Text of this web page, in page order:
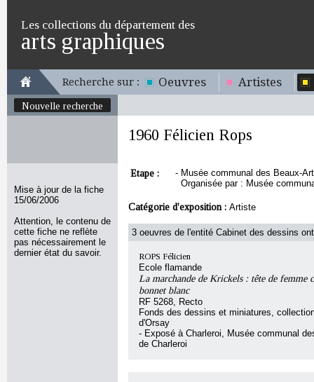
Les collections du département des
arts graphiques
Recherche sur : Oeuvres Artistes
Nouvelle recherche
Mise à jour de la fiche
15/06/2006
Attention, le contenu de
cette fiche ne reflète
pas nécessairement le
dernier état du savoir.
1960 Félicien Rops
Etape : - Musée communal des Beaux-
Organisée par : Musée
Catégorie d'exposition : Artiste
3 oeuvres de l'entité Cabinet des dessins
ROPS Félicien
Ecole flamande
La marchande de Krickels : tête de femme
bonnet blanc
RF 5268, Recto
Fonds des dessins et miniatures,
d'Orsay
- Exposé à Charleroi, Musée communal
de Charleroi